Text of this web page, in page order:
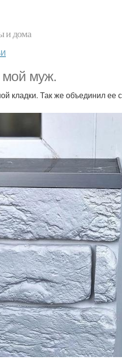
и дома
мой муж.
кладки. Так же объединил ее